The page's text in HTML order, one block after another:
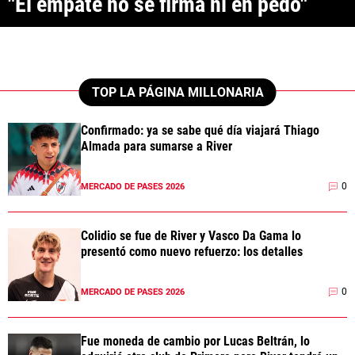
ANÁLISIS TÁCTICO
NOTICIAS
GUÍAS
CÓDIGOS
PRONÓSTICOS
APUESTA DEL DÍA
ESCRIBÍ EN LA PÁGINA MILLONARIAAPUESTAS
La Página Millonaria es un sitio no oficial, creado por socios e
hinchas de River y no tiene afiliación alguna con el club Atlético River
Plate.
Esta sección no tiene relación alguna con el club. Para visitar el sitio
TOP LA PÁGINA MILLONARIA
Confirmado: ya se sabe qué día viajará Thiago
Almada para sumarse a River
MERCADO DE PASES 2026 0
Colidio se fue de River y Vasco Da Gama lo
presentó como nuevo refuerzo: los detalles
MERCADO DE PASES 2026 0
Fue moneda de cambio por Lucas Beltrán, lo